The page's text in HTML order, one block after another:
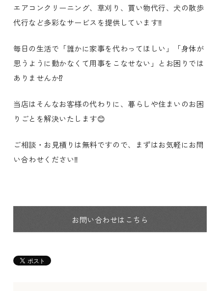
エアコンクリーニング、草刈り、買い物代行、犬の散歩
代行など多彩なサービスを提供しています‼️
毎日の生活で「誰かに家事を代わってほしい」「身体が
思うように動かなくて用事をこなせない」とお困りでは
ありませんか⁉️
当店はそんなお客様の代わりに、暮らしや住まいのお困
りごとを解決いたします😊
ご相談・お見積りは無料ですので、まずはお気軽にお問
い合わせください‼️
お問い合わせはこちら